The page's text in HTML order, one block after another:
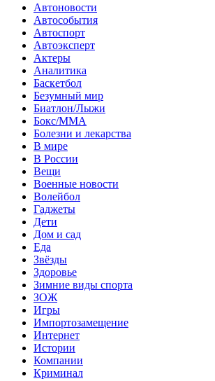
Автоновости
Автособытия
Автоспорт
Автоэксперт
Актеры
Аналитика
Баскетбол
Безумный мир
Биатлон/Лыжи
Бокс/MMA
Болезни и лекарства
В мире
В России
Вещи
Военные новости
Волейбол
Гаджеты
Дети
Дом и сад
Еда
Звёзды
Здоровье
Зимние виды спорта
ЗОЖ
Игры
Импортозамещение
Интернет
Истории
Компании
Криминал